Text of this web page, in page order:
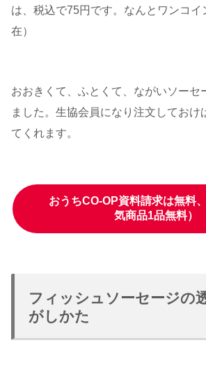
は、税込で75円です。なんとワンコイ
在）
おおきくて、ふとくて、ながいソーセ
ました。生協会員になり注文しておけ
てくれます。
おうちCO-OP資料請求は無料
気商品1品無料）
フィッシュソーセージの
がしかた